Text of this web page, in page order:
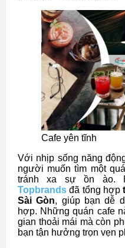
Cafe yên tĩnh
Với nhịp sống năng
người muốn tìm một
tránh xa sự ồn ào.
Topbrands đã tổng hợp
Sài Gòn, giúp bạn dễ
hợp. Những quán cafe
gian thoải mái mà còn
bạn tận hưởng trọn vẹn